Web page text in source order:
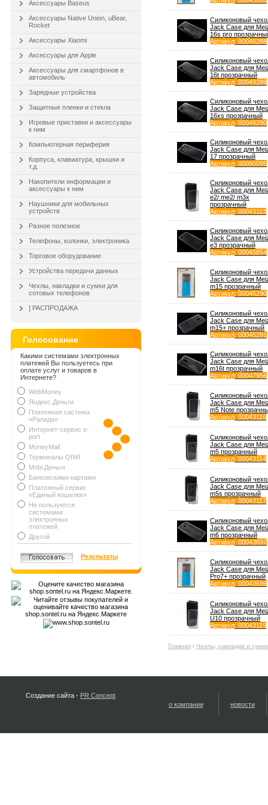
Аксессуары Baseus
Аксессуары Native Union, uBear,
Rocket
Аксессуары Xiaomi
Аксессуары для Apple
Аксессуары для смартфонов в
автомобиль
Зарядные устройства
Защитные пленки и стекла
Игровые приставки и аксессуары
к ним
Компьютерная периферия
Корпуса, клавиатура, крышки и
т.д.
Накопители информации и
аксессуары к ним
Наушники для мобильных
устройств
Разное полезное
Телефоны, колонки, электроника
Торговое оборудование
Устройства передачи данных
Чехлы, накладки и сумки для
сотовых телефонов
] РАСПРОДАЖА
Голосование
Какими системами электронных
платежей Вы пользуетесь при
оплате услуг и товаров в
Интернете?
WebMoney
Яндекс.Деньги
Платежная система
«Рапида»
Интернет-сервис e-
port
MoneyMail
Терминалы QIWI
Mobi.Деньги
Банковскими картами
Платежный сервис
«Единый кошелек»
Не пользуются
системами
электронных
платежей
Другой
Результаты
Силиконовый
Jack Case для
16s pro
Артикул: 00049288
Силиконовый
Jack Case для
16t прозрачный
Артикул: 00049289
Силиконовый
Jack Case для
16xs прозрачный
Артикул: 00049290
Силиконовый
Jack Case для
17 прозрачный
Артикул: 00050095
Силиконовый
Jack Case для
e2/ me2/ m3x
прозрачный
Артикул: 00043113
Силиконовый
Jack Case для
e3 прозрачный
Артикул: 00045854
Силиконовый
Jack Case для
m15 прозрачный
Артикул: 00045290
Силиконовый
Jack Case для
m15+ прозрачный
Артикул: 00045291
Силиконовый
Jack Case для
m16t прозрачный
Артикул: 00047956
Силиконовый
Jack Case для
m5 Note
Артикул: 00043116
Силиконовый
Jack Case для
m5 прозрачный
Артикул: 00043114
Силиконовый
Jack Case для
m5s прозрачный
Артикул: 00043117
Силиконовый
Jack Case для
m6 прозрачный
Артикул: 00043697
Силиконовый
Jack Case для
Pro7+ прозрачный
Артикул: 00043699
Силиконовый
Jack Case для
U10 прозрачный
Артикул: 00043119
Главная Ι Чехлы, накладки и
Создание сайта - PR Concept
о компании
новости